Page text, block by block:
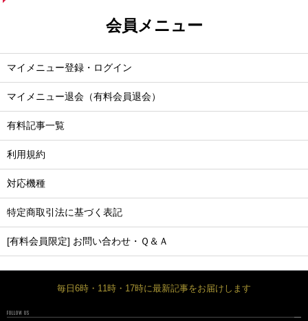
会員メニュー
マイメニュー登録・ログイン
マイメニュー退会（有料会員退会）
有料記事一覧
利用規約
対応機種
特定商取引法に基づく表記
[有料会員限定] お問い合わせ・Ｑ＆Ａ
毎日6時・11時・17時に最新記事をお届けします
FOLLOW US